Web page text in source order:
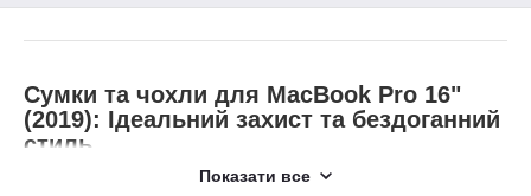
Сумки та чохли для MacBook Pro 16"
(2019): Ідеальний захист та бездоганний
стиль
Показати все